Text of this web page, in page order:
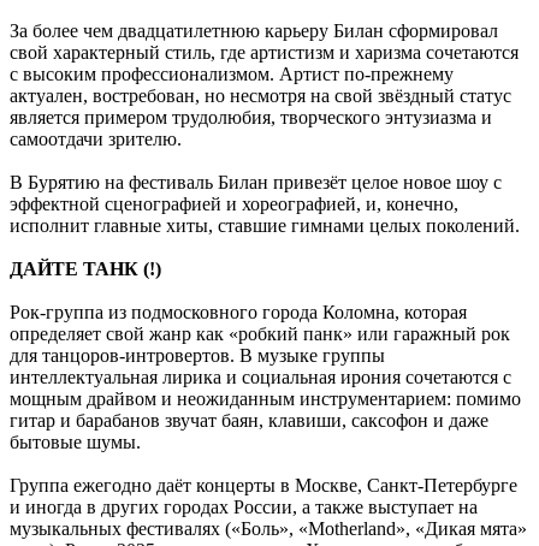
За более чем двадцатилетнюю карьеру Билан сформировал
свой характерный стиль, где артистизм и харизма сочетаются
с высоким профессионализмом. Артист по-прежнему
актуален, востребован, но несмотря на свой звёздный статус
является примером трудолюбия, творческого энтузиазма и
самоотдачи зрителю.
В Бурятию на фестиваль Билан привезёт целое новое шоу с
эффектной сценографией и хореографией, и, конечно,
исполнит главные хиты, ставшие гимнами целых поколений.
ДАЙТЕ ТАНК (!)
Рок-группа из подмосковного города Коломна, которая
определяет свой жанр как «робкий панк» или гаражный рок
для танцоров-интровертов. В музыке группы
интеллектуальная лирика и социальная ирония сочетаются с
мощным драйвом и неожиданным инструментарием: помимо
гитар и барабанов звучат баян, клавиши, саксофон и даже
бытовые шумы.
Группа ежегодно даёт концерты в Москве, Санкт-Петербурге
и иногда в других городах России, а также выступает на
музыкальных фестивалях («Боль», «Motherland», «Дикая мята»